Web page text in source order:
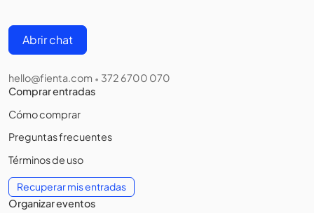
Abrir chat
hello@fienta.com • 372 6700 070
Comprar entradas
Cómo comprar
Preguntas frecuentes
Términos de uso
Recuperar mis entradas
Organizar eventos